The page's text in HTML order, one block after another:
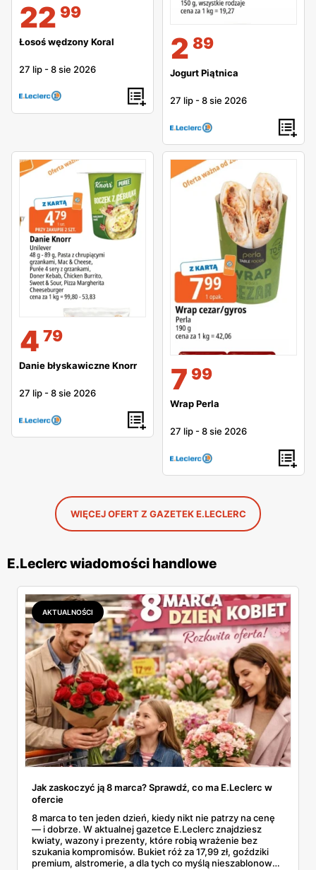
22 99
Łosoś wędzony Koral
27 lip -8 sie 2026
2 89
Jogurt Piątnica
27 lip -8 sie 2026
4 79
Danie błyskawiczne Knorr
27 lip -8 sie 2026 7 99
Wrap Perla
27 lip -8 sie 2026
WIĘCEJ OFERT Z GAZETEK E.LECLERC
E.Leclerc wiadomości handlowe
AKTUALNOŚCI
Jak zaskoczyć ją 8 marca? Sprawdź, co ma E.Leclerc w
ofercie
8 marca to ten jeden dzień, kiedy nikt nie patrzy na cenę
— i dobrze. W aktualnej gazetce E.Leclerc znajdziesz
kwiaty, wazony i prezenty, które robią wrażenie bez
szukania kompromisów. Bukiet róż za 17,99 zł, goździki
premium, alstromerie, a dla tych co myślą nieszablonowo